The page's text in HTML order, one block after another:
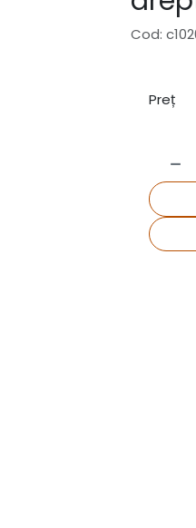
Cod:
Preț